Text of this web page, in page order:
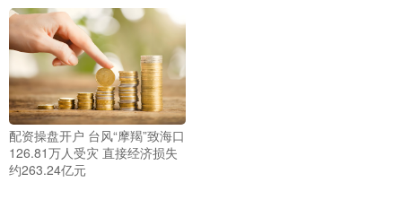
配资操盘开户 台风“摩羯”致海口
126.81万人受灾 直接经济损失
约263.24亿元